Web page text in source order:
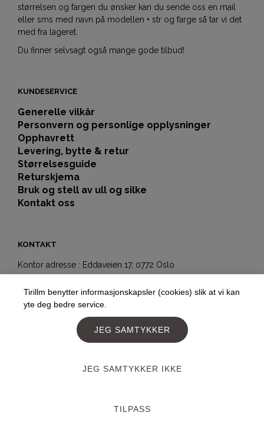
størrelsen og fargen du ønsker kan du sende oss en mail
eller sms med navn på modellen + str og farge så tar vi det
med fra lageret.
Du finner selvsagt også mange gode tilbud!
KUNDESERVICE
Generelle vilkår
Personvern og personlige opplysninger
Opphavrett
Levering, bytte & retur
Størrelsesguide
Returskjema
Bruk og stell av ull og silke
Kontakt oss
KONTAKT
Kontor adresse : Eddaveien 17, 0772 Oslo
Hegdehaugsveien 5b
0352 Oslo
+4797177477
post@tirillm.no
Tirillm benytter informasjonskapsler (cookies) slik at vi kan
yte deg bedre service.
JEG SAMTYKKER
JEG SAMTYKKER IKKE
TILPASS